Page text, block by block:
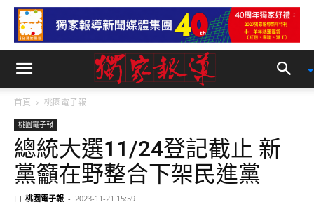
首頁 桃園電子報
桃園電子報
總統大選11/24登記截止 新
黨籲在野整合下架民進黨
由 桃園電子報 - 2023-11-21 15:59